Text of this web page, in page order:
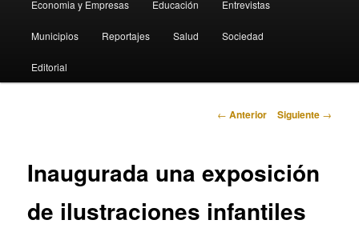
Economia y Empresas Educación Entrevistas
Municipios Reportajes Salud Sociedad
Editorial
Navegación
← Anterior Siguiente →
Inaugurada una exposición
de ilustraciones infantiles